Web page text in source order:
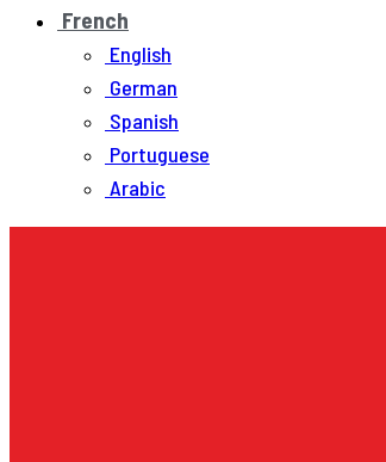
French
English
German
Spanish
Portuguese
Arabic